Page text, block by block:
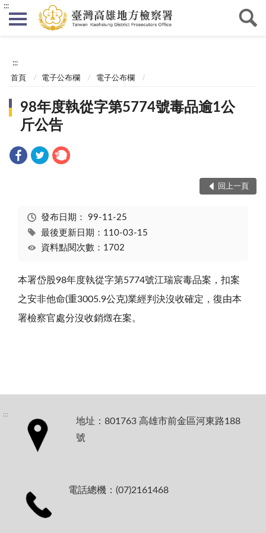
:::
:::
首頁 電子公布欄 電子公布欄
98年度執從字第5774號毒品逾1公
斤公告
回上一頁
發布日期： 99-11-25
最後更新日期：110-03-15
資料點閱次數：1702
本署岱股98年度執從字第5774號江瑞宸毒品案，扣案
之安非他命(重3005.9公克)業經判決沒收確定，復由本
署檢察官處分沒收銷燬在案。
:::
地址：801763 高雄市前金區河東路188
號
電話總機：(07)2161468